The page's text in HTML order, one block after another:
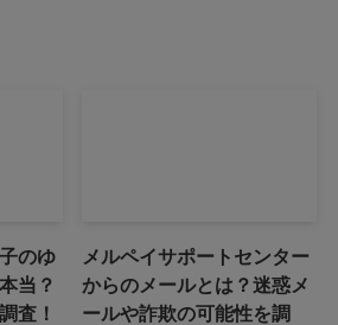
のゆ
当？
査！
メルペイサポートセンター
からのメールとは？迷惑メ
ールや詐欺の可能性を調